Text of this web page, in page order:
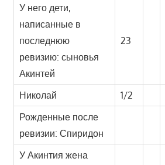
У него дети,
написанные в
последнюю
ревизию: сыновья
Акинтей
23
Николай 1/2
Рожденные после
ревизии: Спиридон
У Акинтия жена